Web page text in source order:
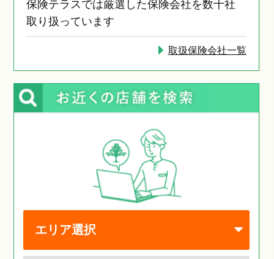
保険テラスでは厳選した保険会社を数十社
取り扱っています
取扱保険会社一覧